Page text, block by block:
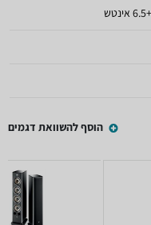
הוסף להשוואת דגמים